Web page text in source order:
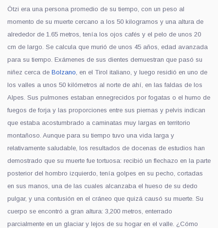
Ötzi era una persona promedio de su tiempo, con un peso al
momento de su muerte cercano a los 50 kilogramos y una altura de
alrededor de 1.65 metros, tenía los ojos cafés y el pelo de unos 20
cm de largo. Se calcula que murió de unos 45 años, edad avanzada
para su tiempo. Exámenes de sus dientes demuestran que pasó su
niñez cerca de Bolzano , en el Tirol italiano, y luego residió en uno de
los valles a unos 50 kilómetros al norte de ahí, en las faldas de los
Alpes. Sus pulmones estaban ennegrecidos por fogatas o el humo de
fuegos de forja y las proporciones entre sus piernas y pelvis indican
que estaba acostumbrado a caminatas muy largas en territorio
montañoso. Aunque para su tiempo tuvo una vida larga y
relativamente saludable, los resultados de docenas de estudios han
demostrado que su muerte fue tortuosa: recibió un flechazo en la parte
posterior del hombro izquierdo, tenía golpes en su pecho, cortadas
en sus manos, una de las cuales alcanzaba el hueso de su dedo
pulgar, y una contusión en el cráneo que quizá causó su muerte. Su
cuerpo se encontró a gran altura: 3,200 metros, enterrado
parcialmente en un glaciar y lejos de su hogar en el valle. ¿Cómo